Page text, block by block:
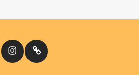
InstagramКіномандри